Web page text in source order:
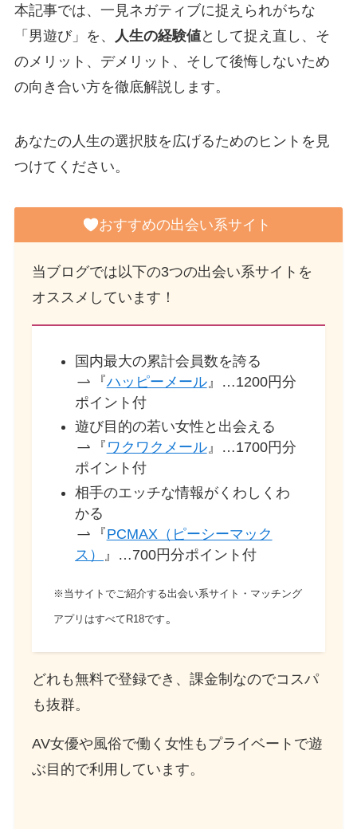
本記事では、一見ネガティブに捉えられがちな
「男遊び」を、
人生の経験値として捉え直し、そ
のメリット、デメリット、そして後悔しないため
の向き合い方を徹底解説します。
あなたの人生の選択肢を広げるためのヒントを見
つけてください。
おすすめの出会い系サイト
当ブログでは以下の3つの出会い系サイトを
オススメしています！
国内最大の累計会員数を誇る
『ハッピーメール』…1200円分
ポイント付
遊び目的の若い女性と出会える
『 ワクワクメール』…1700円分
ポイント付
相手のエッチな情報がくわしくわ
かる
『PCMAX（ピーシーマック
ス）
』…700円分ポイント付
※当サイトでご紹介する出会い系サイト・マッチング
アプリはすべてR18です 。
どれも無料で登録でき、課金制なのでコスパ
も抜群。
AV女優や風俗で働く女性もプライベートで遊
ぶ目的で利用しています。